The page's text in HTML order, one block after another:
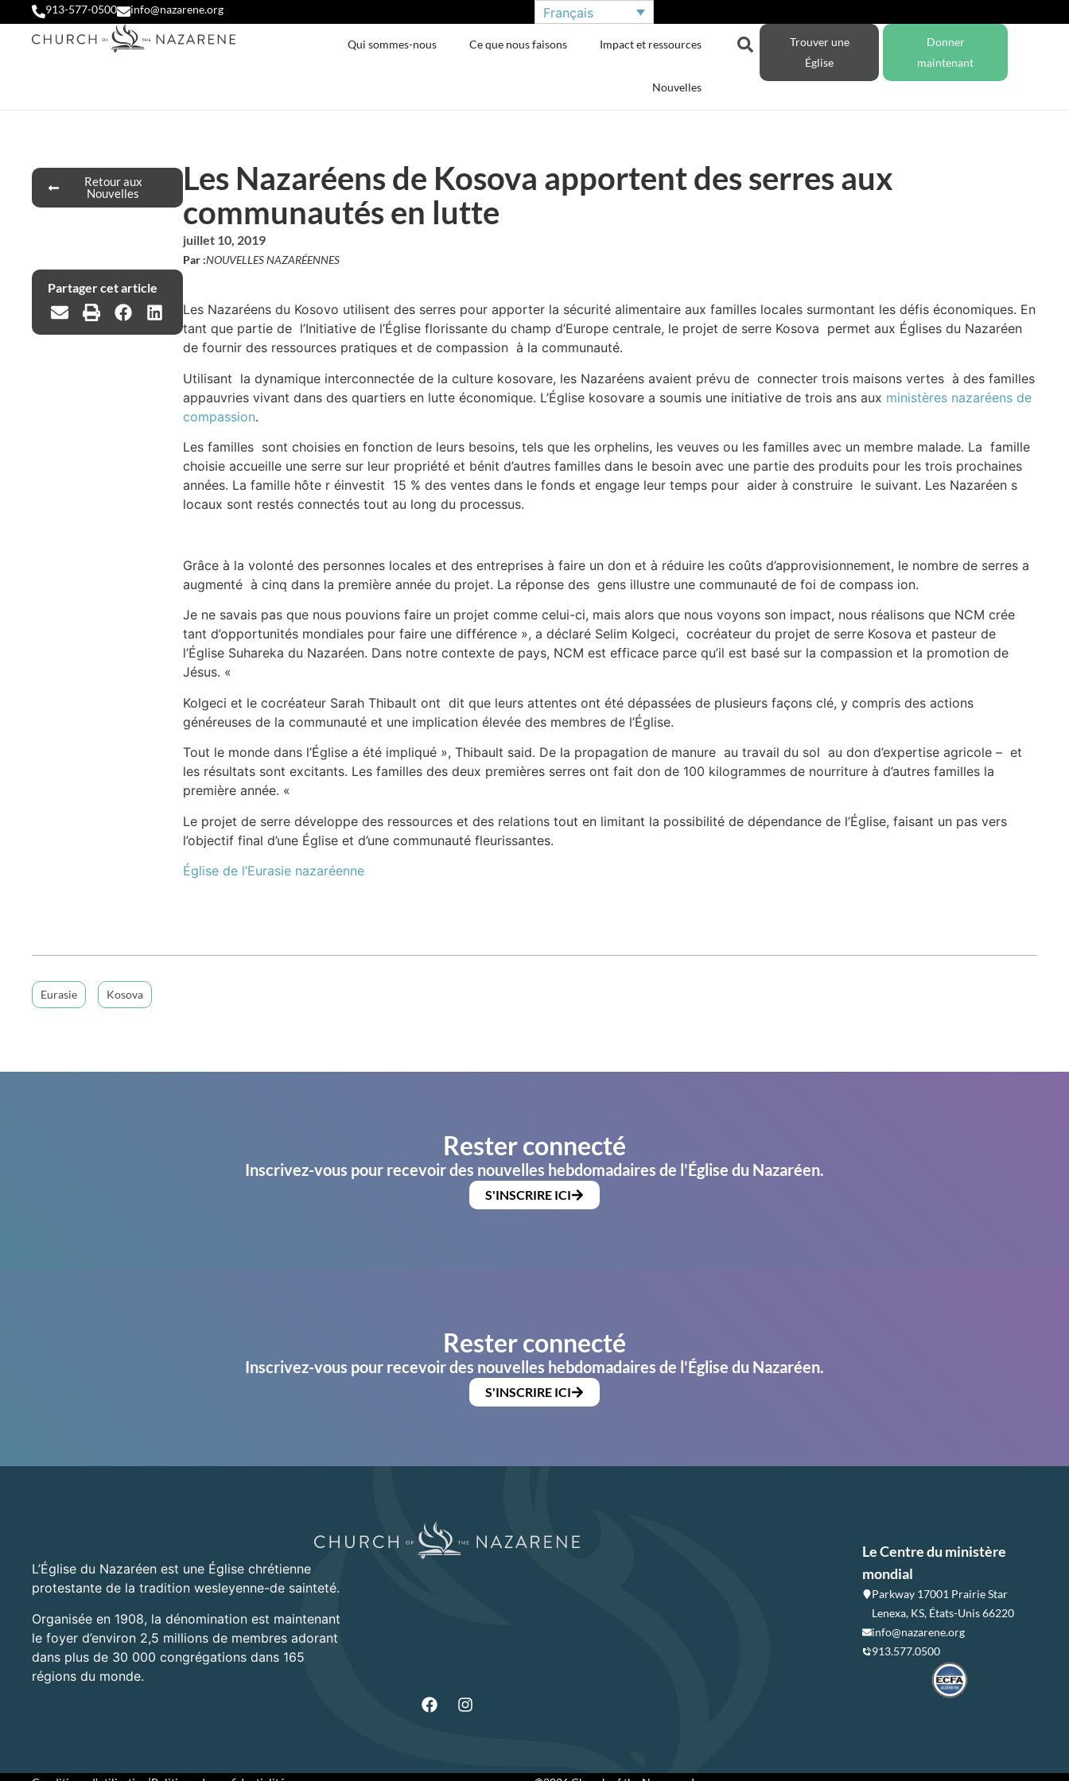
913-577-0500 info@nazarene.org Français
Qui sommes-nous Ce que nous faisons Impact et ressources
Nouvelles
Trouver une
Église
Donner
maintenant
Retour aux
Nouvelles
Les Nazaréens de Kosova apportent des serres aux
communautés en lutte
juillet 10, 2019
Par :NOUVELLES NAZARÉENNES
Partager cet article
Les Nazaréens du Kosovo utilisent des serres pour apporter la sécurité alimentaire aux familles locales surmontant les défis économiques. En
tant que partie de l’Initiative de l’Église florissante du champ d’Europe centrale, le projet de serre Kosova permet aux Églises du Nazaréen
de fournir des ressources pratiques et de compassion à la communauté.
Utilisant la dynamique interconnectée de la culture kosovare, les Nazaréens avaient prévu de connecter trois maisons vertes à des familles
appauvries vivant dans des quartiers en lutte économique. L’Église kosovare a soumis une initiative de trois ans aux ministères nazaréens de
compassion.
Les familles sont choisies en fonction de leurs besoins, tels que les orphelins, les veuves ou les familles avec un membre malade. La famille
choisie accueille une serre sur leur propriété et bénit d’autres familles dans le besoin avec une partie des produits pour les trois prochaines
années. La famille hôte r éinvestit 15 % des ventes dans le fonds et engage leur temps pour aider à construire le suivant. Les Nazaréen s
locaux sont restés connectés tout au long du processus.
Grâce à la volonté des personnes locales et des entreprises à faire un don et à réduire les coûts d’approvisionnement, le nombre de serres a
augmenté à cinq dans la première année du projet. La réponse des gens illustre une communauté de foi de compass ion.
Je ne savais pas que nous pouvions faire un projet comme celui-ci, mais alors que nous voyons son impact, nous réalisons que NCM crée
tant d’opportunités mondiales pour faire une différence », a déclaré Selim Kolgeci, cocréateur du projet de serre Kosova et pasteur de
l’Église Suhareka du Nazaréen. Dans notre contexte de pays, NCM est efficace parce qu’il est basé sur la compassion et la promotion de
Jésus. «
Kolgeci et le cocréateur Sarah Thibault ont dit que leurs attentes ont été dépassées de plusieurs façons clé, y compris des actions
généreuses de la communauté et une implication élevée des membres de l’Église.
Tout le monde dans l’Église a été impliqué », Thibault said. De la propagation de manure au travail du sol au don d’expertise agricole – et
les résultats sont excitants. Les familles des deux premières serres ont fait don de 100 kilogrammes de nourriture à d’autres familles la
première année. «
Le projet de serre développe des ressources et des relations tout en limitant la possibilité de dépendance de l’Église, faisant un pas vers
l’objectif final d’une Église et d’une communauté fleurissantes.
Église de l’Eurasie nazaréenne
Eurasie Kosova
Rester connecté
Inscrivez-vous pour recevoir des nouvelles hebdomadaires de l'Église du Nazaréen.
S'INSCRIRE ICI
Rester connecté
Inscrivez-vous pour recevoir des nouvelles hebdomadaires de l'Église du Nazaréen.
S'INSCRIRE ICI
L’Église du Nazaréen est une Église chrétienne
protestante de la tradition wesleyenne-de sainteté.
Organisée en 1908, la dénomination est maintenant
le foyer d’environ 2,5 millions de membres adorant
dans plus de 30 000 congrégations dans 165
régions du monde.
Le Centre du ministère
mondial
Parkway 17001 Prairie Star
Lenexa, KS, États-Unis 66220
info@nazarene.org
913.577.0500